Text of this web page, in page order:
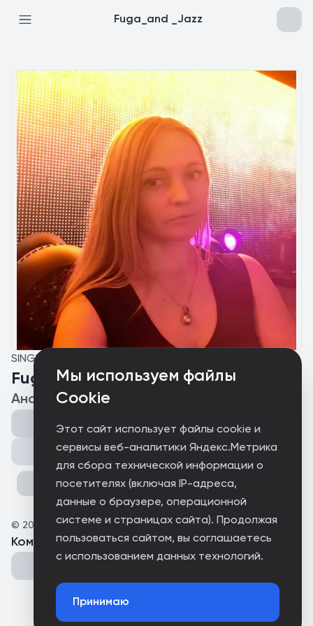
Мы используем файлы
Cookie
Этот сайт использует файлы cookie и
сервисы веб-аналитики Яндекс.Метрика
для сбора технической информации о
посетителях (включая IP-адреса,
данные о браузере, операционной
системе и страницах сайта). Продолжая
пользоваться сайтом, вы соглашаетесь
с использованием данных технологий.
Принимаю
Fuga_and _Jazz
SINGLE
Fuga_and _Jazz
Анастасия (Козлова) Федулова
Поделиться
© 2025 Fuga_and _Jazz
Комментарии(0 )